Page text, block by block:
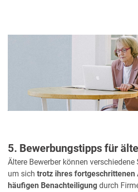
5. Bewerbungstipps für
Ältere Bewerber können
um sich trotz ihres fortgeschrittenen
häufigen Benachteiligung durch